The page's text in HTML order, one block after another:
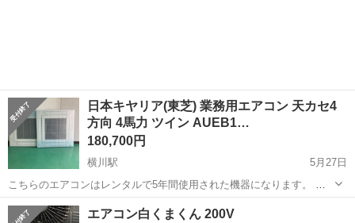
日本キヤリア(東芝) 業務用エアコン 天カセ4
方向 4馬力 ツイン AUEB1…
180,700円
横川駅
5月27日
こちらのエアコンはレンタルで5年間使用された機器になります。 レ
ンタル期間中は定期的にフィルター清掃、室内機洗浄を行っているた
め、メンテナンスの行き届いた状態の良いリユースエアコンとなって
広島 広島市 季節、空調家電
エアコン白くまくん 200V